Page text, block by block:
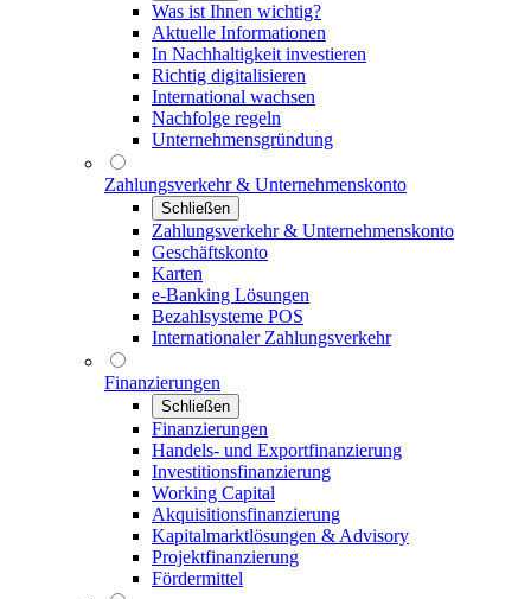
Was ist Ihnen wichtig?
Aktuelle Informationen
In Nachhaltigkeit investieren
Richtig digitalisieren
International wachsen
Nachfolge regeln
Unternehmensgründung
Zahlungsverkehr & Unternehmenskonto
Schließen
Zahlungsverkehr & Unternehmenskonto
Geschäftskonto
Karten
e-Banking Lösungen
Bezahlsysteme POS
Internationaler Zahlungsverkehr
Finanzierungen
Schließen
Finanzierungen
Handels- und Exportfinanzierung
Investitionsfinanzierung
Working Capital
Akquisitionsfinanzierung
Kapitalmarktlösungen & Advisory
Projektfinanzierung
Fördermittel